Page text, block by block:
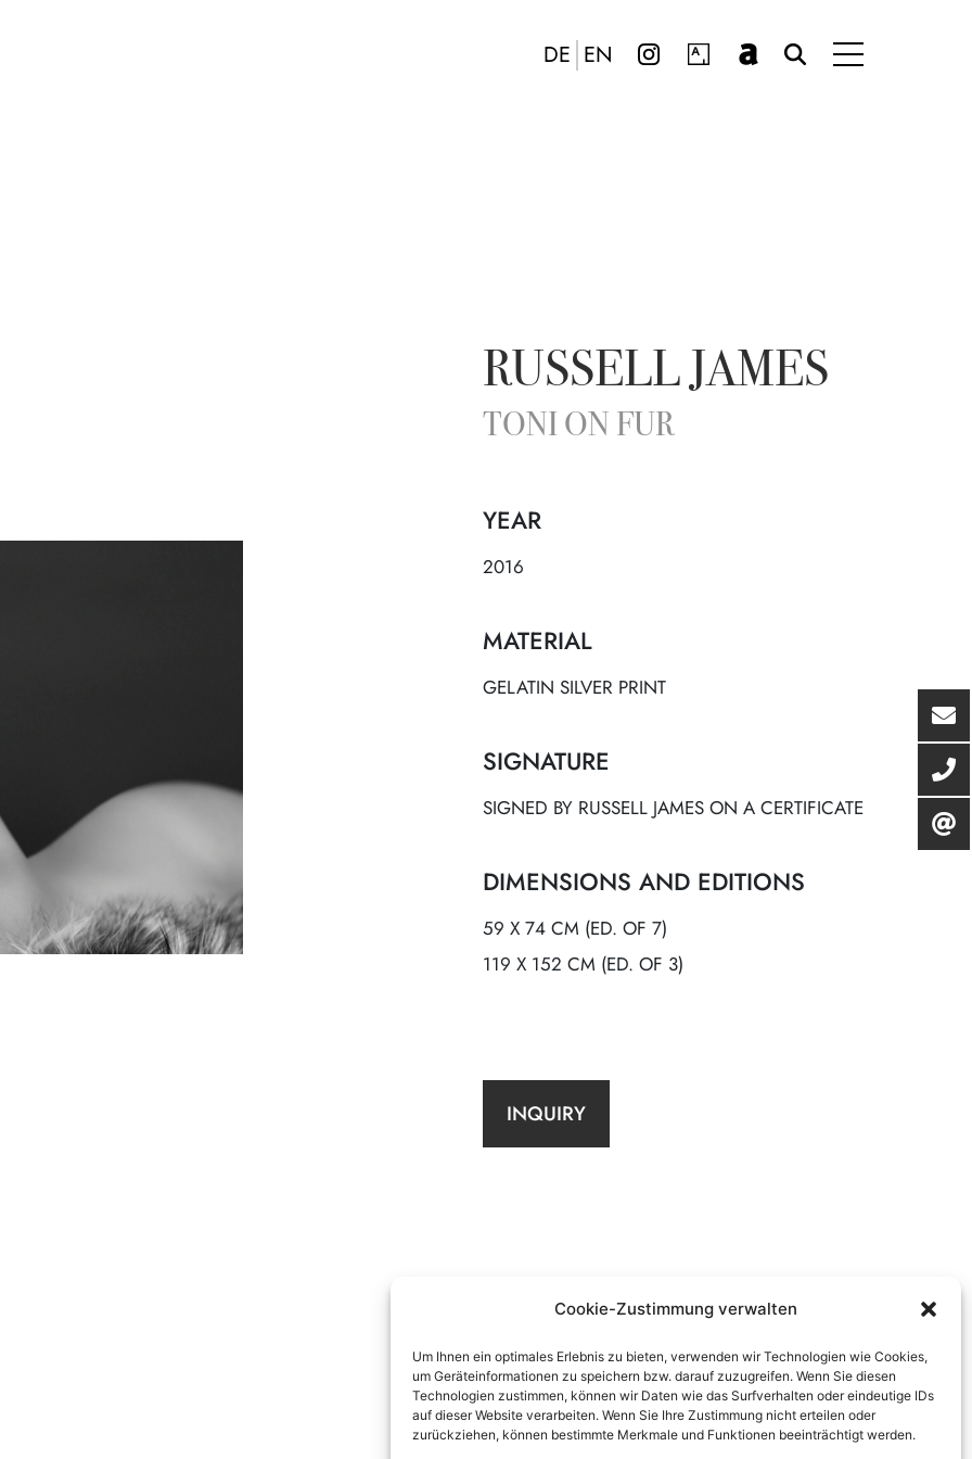
Cookie-Zustimmung verwalten
Um Ihnen ein optimales Erlebnis zu bieten, verwenden wir Technologien wie Cookies,
um Geräteinformationen zu speichern bzw. darauf zuzugreifen. Wenn Sie diesen
Technologien zustimmen, können wir Daten wie das Surfverhalten oder eindeutige IDs
auf dieser Website verarbeiten. Wenn Sie Ihre Zustimmung nicht erteilen oder
zurückziehen, können bestimmte Merkmale und Funktionen beeinträchtigt werden.
DE EN
RUSSELL JAMES
TONI ON FUR
YEAR
2016
MATERIAL
GELATIN SILVER PRINT
SIGNATURE
SIGNED BY RUSSELL JAMES ON A CERTIFICATE
DIMENSIONS AND EDITIONS
59 X 74 CM (ED. OF 7)
119 X 152 CM (ED. OF 3)
INQUIRY